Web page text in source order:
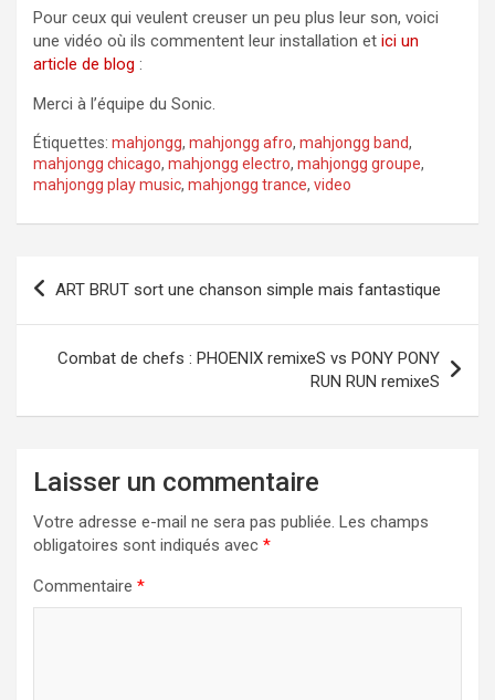
Pour ceux qui veulent creuser un peu plus leur son, voici
une vidéo où ils commentent leur installation et ici un
article de blog :
Merci à l’équipe du Sonic.
Étiquettes: mahjongg, mahjongg afro, mahjongg band,
mahjongg chicago, mahjongg electro, mahjongg groupe,
mahjongg play music, mahjongg trance, video
Navigation
ART BRUT sort une chanson simple mais fantastique
Combat de chefs : PHOENIX remixeS vs PONY PONY
RUN RUN remixeS
Laisser un commentaire
Votre adresse e-mail ne sera pas publiée. Les champs
obligatoires sont indiqués avec *
Commentaire *